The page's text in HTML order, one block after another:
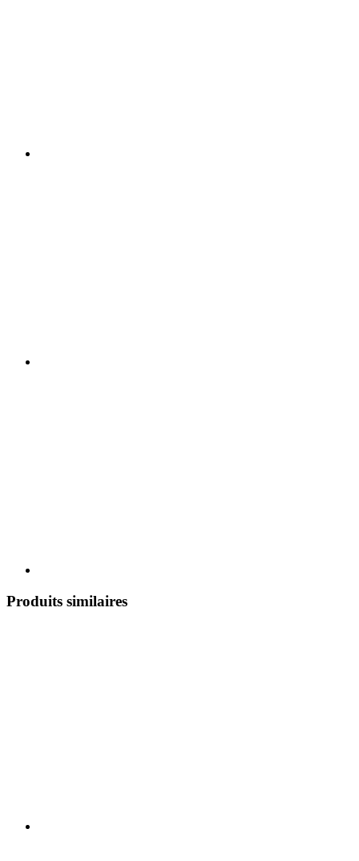
Produits similaires